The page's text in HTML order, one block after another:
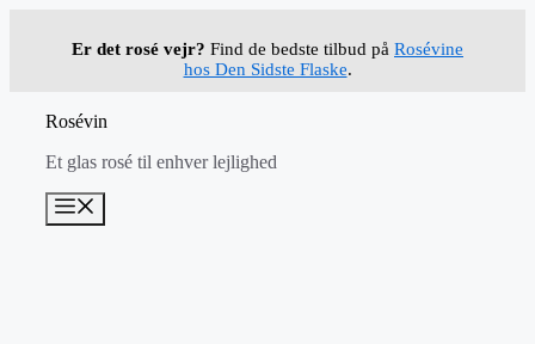
Er det rosé vejr? Find de bedste tilbud på Rosévine
hos Den Sidste Flaske.
Rosévin
Et glas rosé til enhver lejlighed